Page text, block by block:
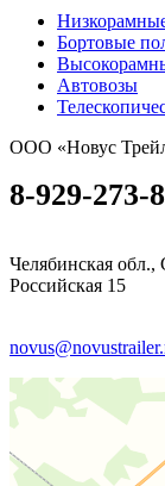
Бортовые
Автовозы
ООО «Новус
8-929-273-
Челябинская обл.,
Российская 15